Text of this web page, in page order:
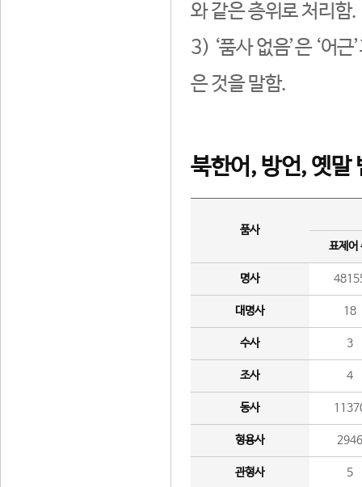
와 같은 층위로 처리함.
3) ‘품사 없음’은 ‘어
은 것을 말함.
북한어, 방언, 옛말
품사
표제어
명사
대명사 18
수사 3
조사 4
동사
형용사 2946
관형사 5